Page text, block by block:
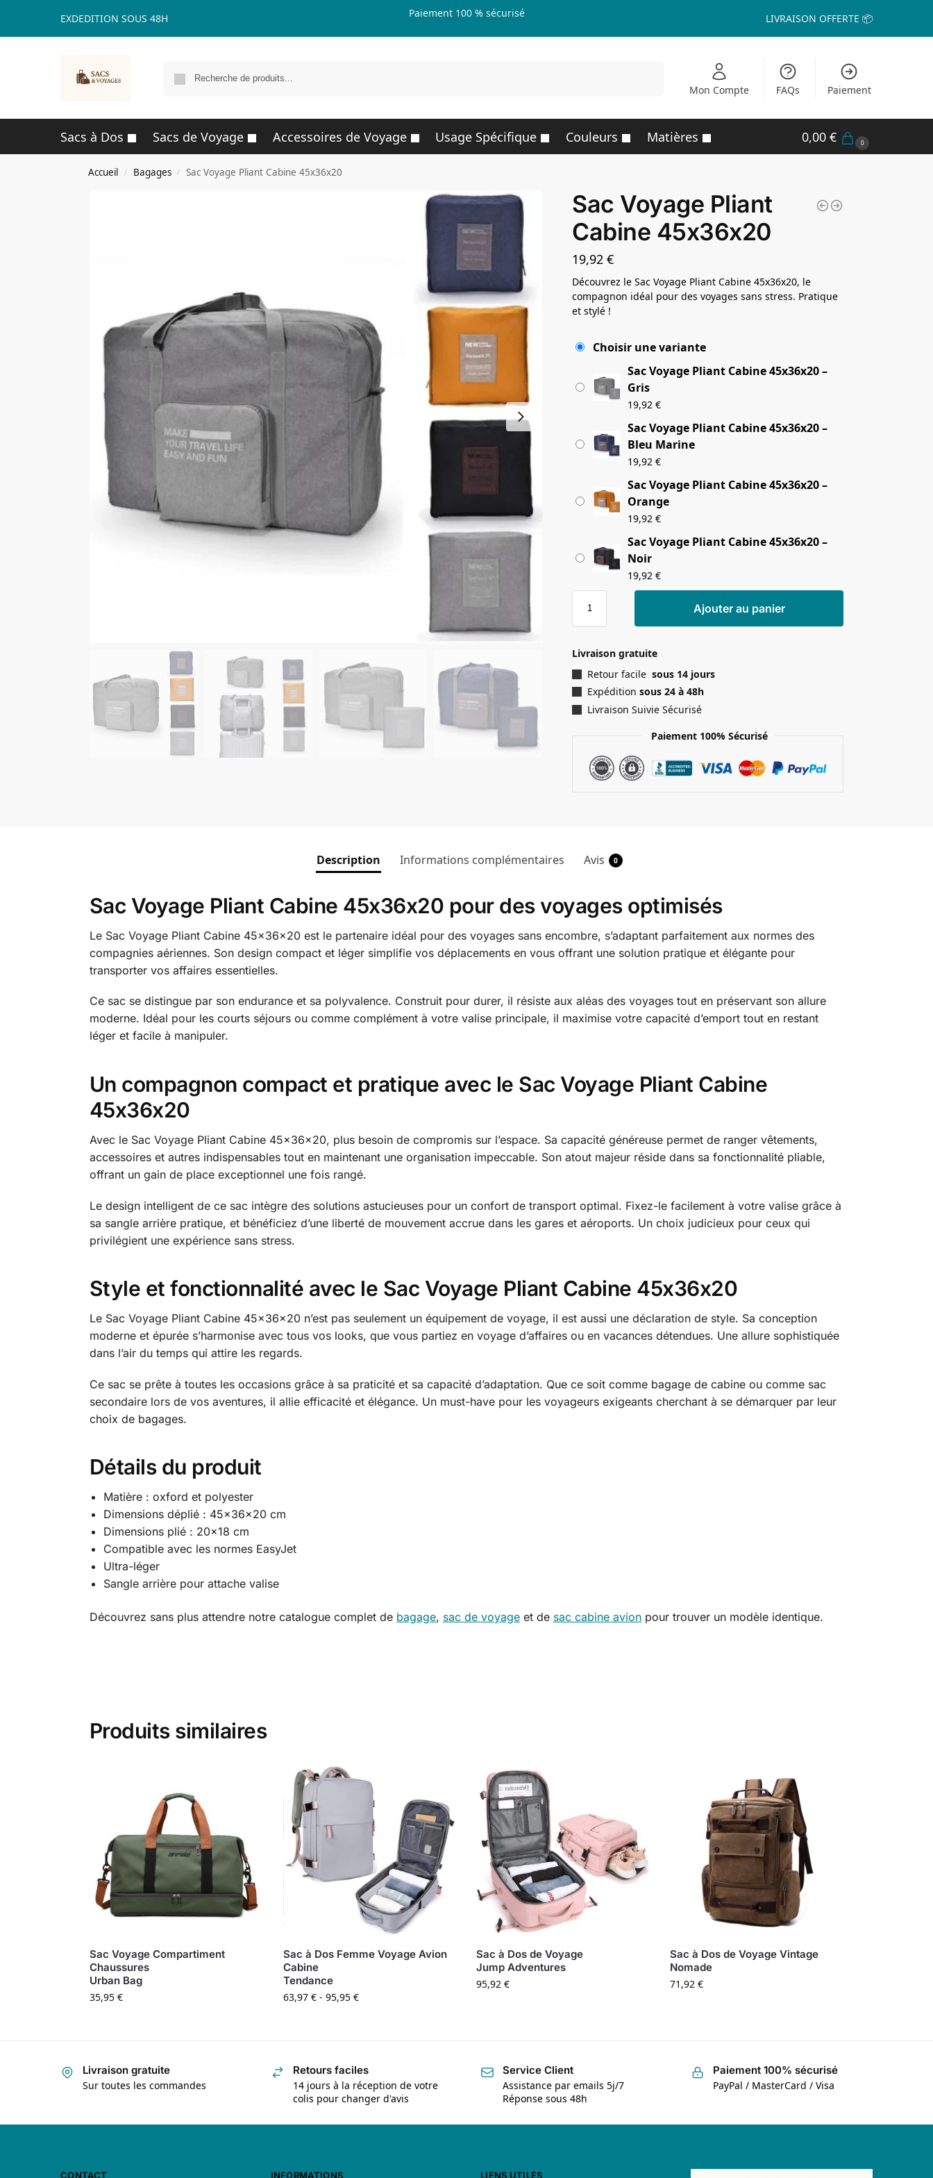
EXDEDITION SOUS 48H Paiement 100 % sécurisé LIVRAISON OFFERTE 📦
Mon Compte FAQs Paiement
Sacs à Dos Sacs de Voyage Accessoires de Voyage Usage Spécifique Couleurs Matières 0,00 € 0
Accueil / Bagages / Sac Voyage Pliant Cabine 45x36x20
Sac Voyage Pliant
Cabine 45x36x20
19,92€
Découvrez le Sac Voyage Pliant Cabine 45x36x20, le
compagnon idéal pour des voyages sans stress. Pratique
et stylé !
Choisir une variante
Sac Voyage Pliant Cabine 45x36x20 –
Gris
19,92€
Sac Voyage Pliant Cabine 45x36x20 –
Bleu Marine
19,92€
Sac Voyage Pliant Cabine 45x36x20 –
Orange
19,92€
Sac Voyage Pliant Cabine 45x36x20 –
Noir
19,92€
Ajouter au panier
Livraison gratuite
Retour facilesous 14 jours
Expédition sous 24 à 48h
Livraison Suivie Sécurisé
Paiement 100% Sécurisé
Description Informations complémentaires Avis 0
Sac Voyage Pliant Cabine 45x36x20 pour des voyages optimisés
Le Sac Voyage Pliant Cabine 45x36x20 est le partenaire idéal pour des voyages sans encombre, s’adaptant parfaitement aux normes des
compagnies aériennes. Son design compact et léger simplifie vos déplacements en vous offrant une solution pratique et élégante pour
transporter vos affaires essentielles.
Ce sac se distingue par son endurance et sa polyvalence. Construit pour durer, il résiste aux aléas des voyages tout en préservant son allure
moderne. Idéal pour les courts séjours ou comme complément à votre valise principale, il maximise votre capacité d’emport tout en restant
léger et facile à manipuler.
Un compagnon compact et pratique avec le Sac Voyage Pliant Cabine
45x36x20
Avec le Sac Voyage Pliant Cabine 45x36x20, plus besoin de compromis sur l’espace. Sa capacité généreuse permet de ranger vêtements,
accessoires et autres indispensables tout en maintenant une organisation impeccable. Son atout majeur réside dans sa fonctionnalité pliable,
offrant un gain de place exceptionnel une fois rangé.
Le design intelligent de ce sac intègre des solutions astucieuses pour un confort de transport optimal. Fixez-le facilement à votre valise grâce à
sa sangle arrière pratique, et bénéficiez d’une liberté de mouvement accrue dans les gares et aéroports. Un choix judicieux pour ceux qui
privilégient une expérience sans stress.
Style et fonctionnalité avec le Sac Voyage Pliant Cabine 45x36x20
Le Sac Voyage Pliant Cabine 45x36x20 n’est pas seulement un équipement de voyage, il est aussi une déclaration de style. Sa conception
moderne et épurée s’harmonise avec tous vos looks, que vous partiez en voyage d’affaires ou en vacances détendues. Une allure sophistiquée
dans l’air du temps qui attire les regards.
Ce sac se prête à toutes les occasions grâce à sa praticité et sa capacité d’adaptation. Que ce soit comme bagage de cabine ou comme sac
secondaire lors de vos aventures, il allie efficacité et élégance. Un must-have pour les voyageurs exigeants cherchant à se démarquer par leur
choix de bagages.
Détails du produit
Matière : oxford et polyester
Dimensions déplié : 45x36x20 cm
Dimensions plié : 20×18 cm
Compatible avec les normes EasyJet
Ultra-léger
Sangle arrière pour attache valise
Découvrez sans plus attendre notre catalogue complet de bagage, sac de voyageet de sac cabine avionpour trouver un modèle identique.
Produits similaires
Sac Voyage Compartiment
Chaussures
Urban Bag
35,95 €
Sac à Dos Femme Voyage Avion
Cabine
Tendance
63,97 €- 95,95 €
Sac à Dos de Voyage
Jump Adventures
95,92€
Sac à Dos de Voyage Vintage
Nomade
71,92€
Livraison gratuite
Sur toutes les commandes
Retours faciles
14 jours à la réception de votre
colis pour changer d'avis
Service Client
Assistance par emails 5j/7
Réponse sous 48h
Paiement 100% sécurisé
PayPal / MasterCard / Visa
CONTACT INFORMATIONS LIENS UTILES